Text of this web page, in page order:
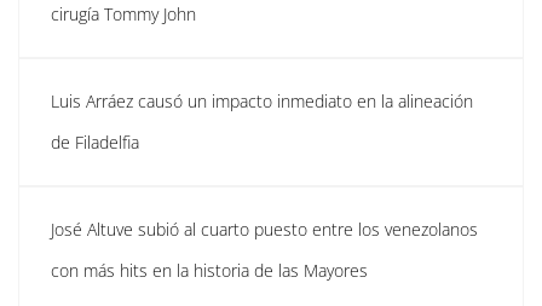
cirugía Tommy John
Luis Arráez causó un impacto inmediato en la alineación
de Filadelfia
José Altuve subió al cuarto puesto entre los venezolanos
con más hits en la historia de las Mayores